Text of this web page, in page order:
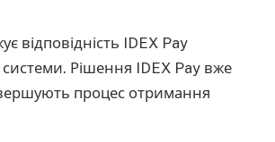
відповідність IDEX Pay
Рішення IDEX Pay вже
процес отримання